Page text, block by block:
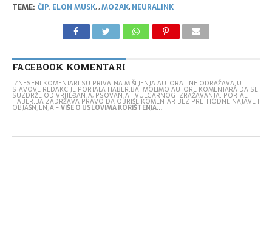
TEME: ČIP, ELON MUSK,,MOZAK, NEURALINK
FACEBOOK KOMENTARI
IZNESENI KOMENTARI SU PRIVATNA MIŠLJENJA AUTORA I NE ODRAŽAVAJU
STAVOVE REDAKCIJE PORTALA HABER.BA. MOLIMO AUTORE KOMENTARA DA SE
SUZDRŽE OD VRIJEĐANJA, PSOVANJA I VULGARNOG IZRAŽAVANJA. PORTAL
HABER.BA ZADRŽAVA PRAVO DA OBRIŠE KOMENTAR BEZ PRETHODNE NAJAVE I
OBJAŠNJENJA -VIŠE O USLOVIMA KORIŠTENJA...